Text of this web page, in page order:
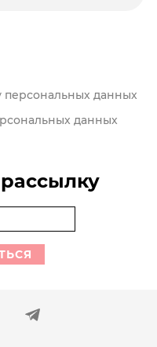
персональных данных
данных